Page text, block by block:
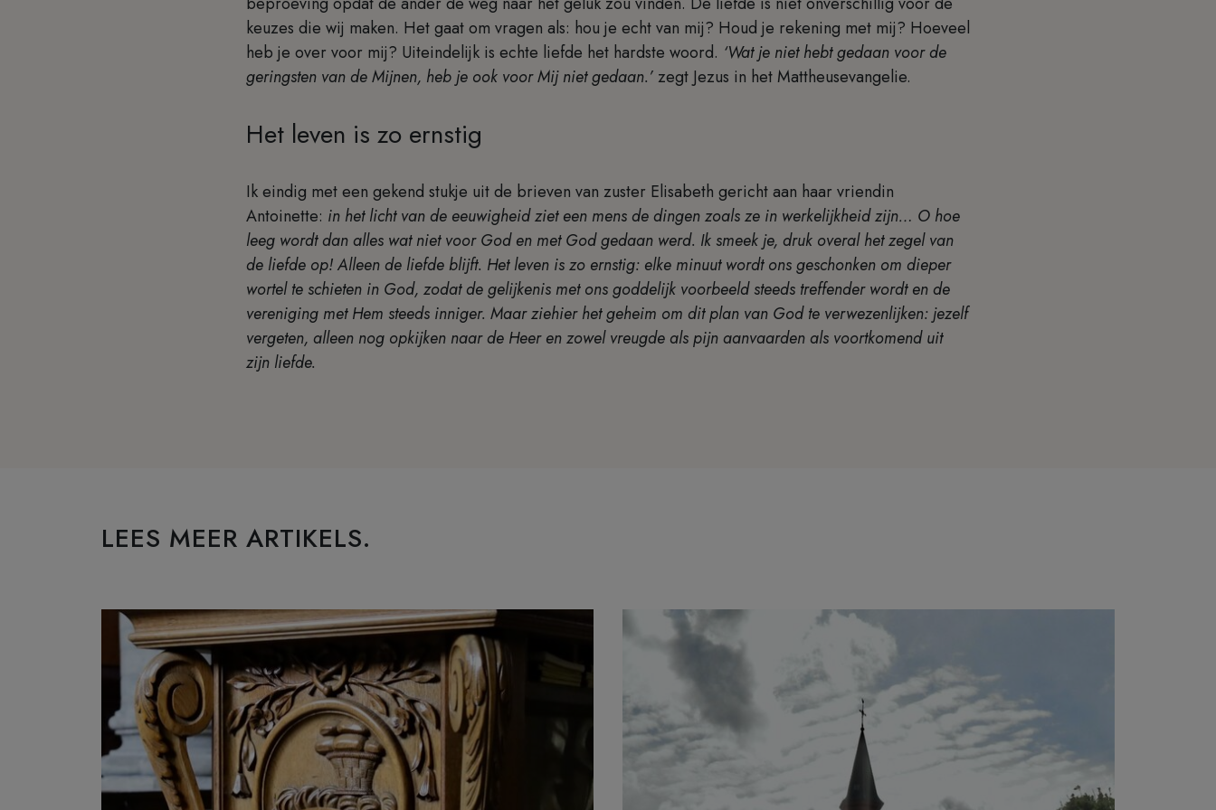
keuzes die wij maken. Het gaat om vragen als: hou je echt van mij? Houd je rekening met mij? Hoeveel
heb je over voor mij? Uiteindelijk is echte liefde het hardste woord. ‘Wat je niet hebt gedaan voor de
geringsten van de Mijnen, heb je ook voor Mij niet gedaan.’ zegt Jezus in het Mattheusevangelie.
Het leven is zo ernstig
Ik eindig met een gekend stukje uit de brieven van zuster Elisabeth gericht aan haar vriendin
Antoinette: in het licht van de eeuwigheid ziet een mens de dingen zoals ze in werkelijkheid zijn… O hoe
leeg wordt dan alles wat niet voor God en met God gedaan werd. Ik smeek je, druk overal het zegel van
de liefde op! Alleen de liefde blijft. Het leven is zo ernstig: elke minuut wordt ons geschonken om dieper
wortel te schieten in God, zodat de gelijkenis met ons goddelijk voorbeeld steeds treffender wordt en de
vereniging met Hem steeds inniger. Maar ziehier het geheim om dit plan van God te verwezenlijken: jezelf
vergeten, alleen nog opkijken naar de Heer en zowel vreugde als pijn aanvaarden als voortkomend uit
zijn liefde.
LEES MEER ARTIKELS.